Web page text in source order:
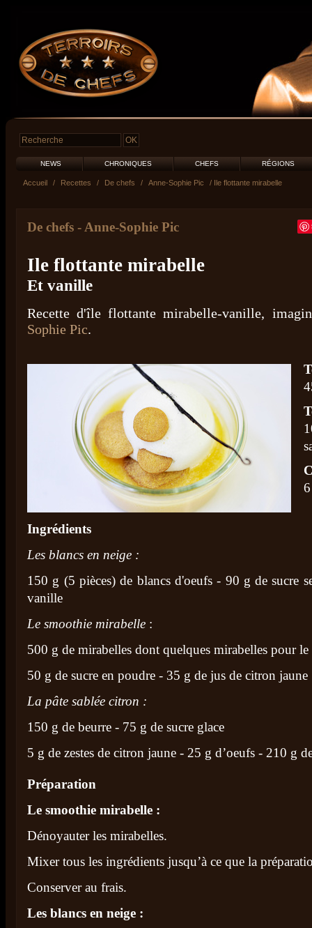
NEWS CHRONIQUES CHEFS RÉGIONS
Accueil / Recettes / De chefs / Anne-Sophie Pic / Ile flottante mirabelle
De chefs - Anne-Sophie Pic
Ile flottante mirabelle
Et vanille
Recette d'île flottante mirabelle-vanille,
Sophie Pic.
Ingrédients
Les blancs en neige :
150 g (5 pièces) de blancs d'oeufs - 90 g de sucre
vanille
Le smoothie mirabelle :
500 g de mirabelles dont quelques mirabelles pour le
50 g de sucre en poudre - 35 g de jus de citron jaune
La pâte sablée citron :
150 g de beurre - 75 g de sucre glace
5 g de zestes de citron jaune - 25 g d’oeufs - 210 g
Préparation
Le smoothie mirabelle :
Dénoyauter les mirabelles.
Mixer tous les ingrédients jusqu’à ce que la
Conserver au frais.
Les blancs en neige :